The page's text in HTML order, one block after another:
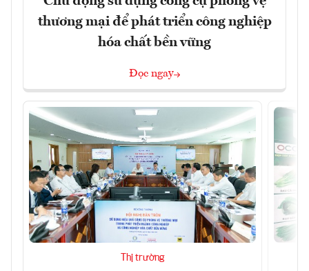
thương mại để phát triển công nghiệp
hóa chất bền vững
Đọc ngay
Thị trường